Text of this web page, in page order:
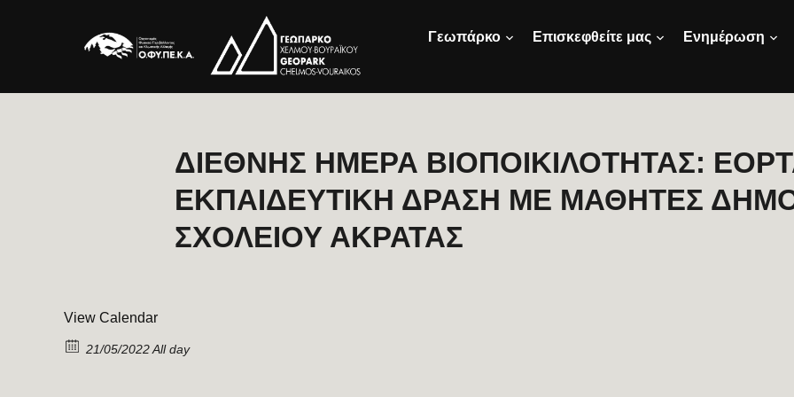
Γεωπάρκο Επισκεφθείτε μας Ενημέρωση
ΔΙΕΘΝΗΣ ΗΜΕΡΑ ΒΙΟΠΟΙΚΙΛΟΤΗΤΑΣ:
ΕΚΠΑΙΔΕΥΤΙΚΗ ΔΡΑΣΗ ΜΕ ΜΑΘΗΤΕΣ
ΣΧΟΛΕΙΟΥ ΑΚΡΑΤΑΣ
View Calendar
21/05/2022 All day